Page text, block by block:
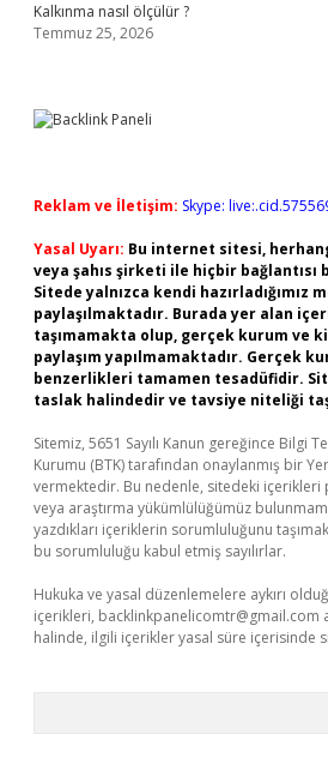
Kalkınma nasıl ölçülür ?
Temmuz 25, 2026
Reklam ve İletişim: Skype:
Yasal Uyarı: Bu internet sitesi,
veya şahıs şirketi ile hiçbir bağlantısı
Sitede yalnızca kendi hazırladığımız
paylaşılmaktadır. Burada yer alan
taşımamakta olup, gerçek kurum ve
paylaşım yapılmamaktadır. Gerçek
benzerlikleri tamamen tesadüfidir.
taslak halindedir ve tavsiye niteliği
Sitemiz, 5651 Sayılı Kanun gereğince Bilgi
Kurumu (BTK) tarafından onaylanmış bir
vermektedir. Bu nedenle, sitedeki
veya araştırma yükümlülüğümüz
yazdıkları içeriklerin sorumluluğunu
bu sorumluluğu kabul etmiş sayılırlar.
Hukuka ve yasal düzenlemelere aykırı
içerikleri, backlinkpanelicomtr@gmail.com
halinde, ilgili içerikler yasal süre içerisinde